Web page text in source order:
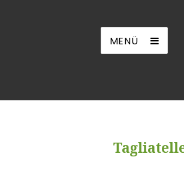
MENÜ